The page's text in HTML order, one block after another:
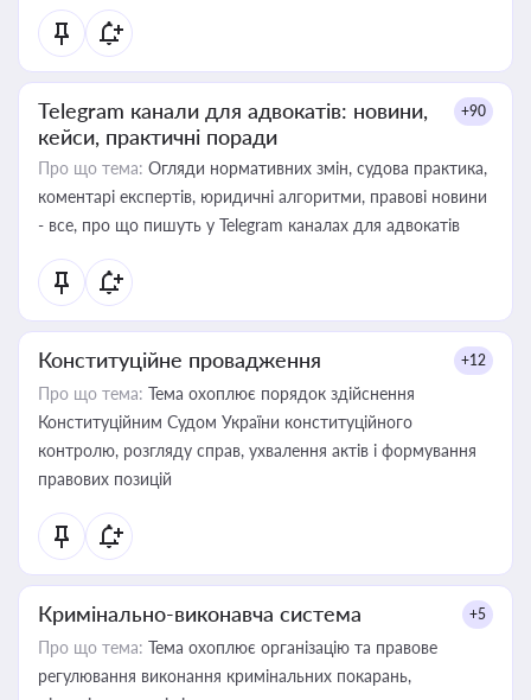
Telegram канали для адвокатів: новини,
кейси, практичні поради
+90
Про що тема: Огляди нормативних змін, судова практика,
коментарі експертів, юридичні алгоритми, правові новини
- все, про що пишуть у Telegram каналах для адвокатів
Конституційне провадження +12
Про що тема: Тема охоплює порядок здійснення
Конституційним Судом України конституційного
контролю, розгляду справ, ухвалення актів і формування
правових позицій
Кримінально-виконавча система +5
Про що тема: Тема охоплює організацію та правове
регулювання виконання кримінальних покарань,